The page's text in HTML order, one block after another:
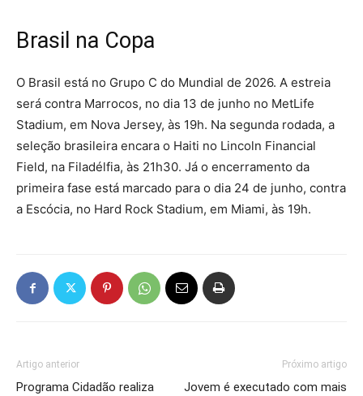
Brasil na Copa
O Brasil está no Grupo C do Mundial de 2026. A estreia
será contra Marrocos, no dia 13 de junho no MetLife
Stadium, em Nova Jersey, às 19h. Na segunda rodada, a
seleção brasileira encara o Haiti no Lincoln Financial
Field, na Filadélfia, às 21h30. Já o encerramento da
primeira fase está marcado para o dia 24 de junho, contra
a Escócia, no Hard Rock Stadium, em Miami, às 19h.
Artigo anterior
Programa Cidadão realiza
Próximo artigo
Jovem é executado com mais